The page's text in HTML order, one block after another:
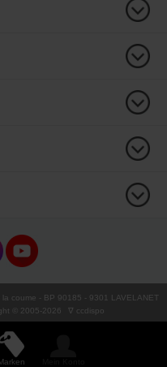
la coume - BP 90185 - 9301 LAVELANET
© 2005-2026 ∇ ccdispo